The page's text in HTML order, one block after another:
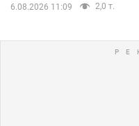
6.08.2026 11:09 2,0 т.